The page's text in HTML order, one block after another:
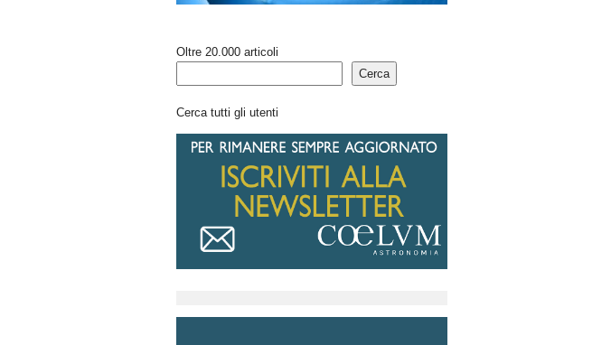
Oltre 20.000 articoli
Cerca
Cerca tutti gli utenti